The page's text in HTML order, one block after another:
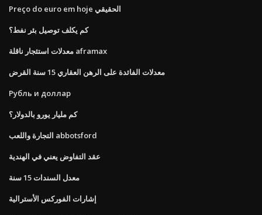
Preço do euro em hoje الحقيقي
كم يكلف توصيل بئر نفط؟
معدلات استئجار ناقلة aframax
معدلات الفائدة على الرهن العقاري 15 سنة القرض
Рубль и доллар
كم مليار يورو بالدولار؟
التجارة واللعب abbotsford
عقد التفاوض يعني في الهندية
معدل السندات 15 سنة
إشارات الفوركس الأسترالية